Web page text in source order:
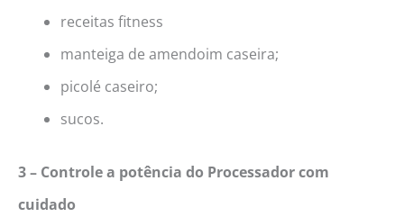
receitas fitness
manteiga de amendoim caseira;
picolé caseiro;
sucos.
3 – Controle a potência do Processador com
cuidado